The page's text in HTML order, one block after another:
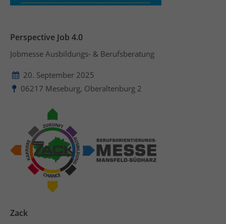
Perspective Job 4.0
Jobmesse Ausbildungs- & Berufsberatung
20. September 2025
06217 Meseburg, Oberaltenburg 2
Zack